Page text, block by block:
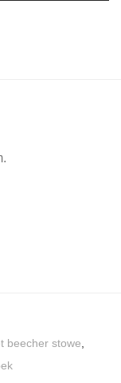
beecher stowe